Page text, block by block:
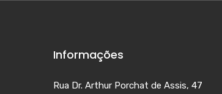
Informações
Rua Dr. Arthur Porchat de Assis, 47